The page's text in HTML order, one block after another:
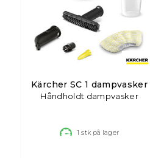
Kärcher SC 1 dampvasker
Håndholdt dampvasker
1 stk på lager